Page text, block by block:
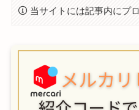
当サイトには記事内にプ